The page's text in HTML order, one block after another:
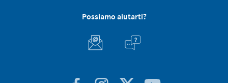
Possiamo aiutarti?